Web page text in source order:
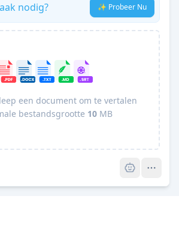
nodig? ✨ Probeer Nu
een document om te vertalen
bestandsgrootte 10 MB